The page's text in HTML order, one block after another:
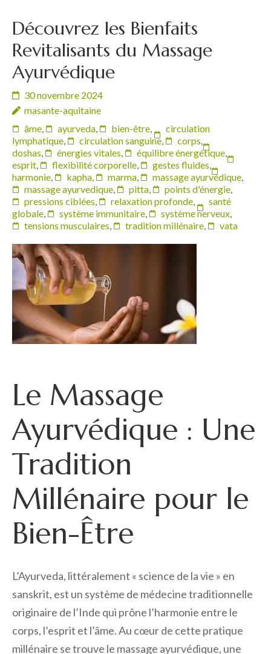
Découvrez les Bienfaits
Revitalisants du Massage
Ayurvédique
30 novembre 2024
masante-aquitaine
âme, ayurveda, bien-être,
circulation
lymphatique, circulation sanguine, corps,
doshas, énergies vitales, équilibre énergétique,
esprit, flexibilité corporelle, gestes fluides,
harmonie, kapha, marma, massage ayurvédique,
massage ayurvedique, pitta, points d'énergie,
pressions ciblées, relaxation profonde,
santé
globale, système immunitaire, système nerveux,
tensions musculaires, tradition millénaire, vata
Le Massage
Ayurvédique : Une
Tradition
Millénaire pour le
Bien-Être
L’Ayurveda, littéralement « science de la vie » en
sanskrit, est un système de médecine traditionnelle
originaire de l’Inde qui prône l’harmonie entre le
corps, l’esprit et l’âme. Au cœur de cette pratique
millénaire se trouve le massage ayurvédique, une